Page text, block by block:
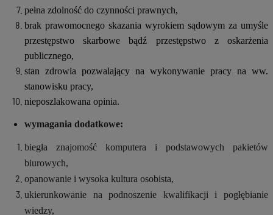
pełna zdolność do czynności prawnych,
brak prawomocnego skazania wyrokiem sądowym za umyśle
przestępstwo skarbowe bądź przestępstwo z oskarżenia
publicznego,
stan zdrowia pozwalający na wykonywanie pracy na ww.
stanowisku pracy,
nieposzlakowana opinia.
wymagania dodatkowe:
biegła znajomość komputera i podstawowych pakietów
biurowych,
opanowanie i wysoka kultura osobista,
ukierunkowanie na podnoszenie kwalifikacji i pogłębianie
wiedzy,